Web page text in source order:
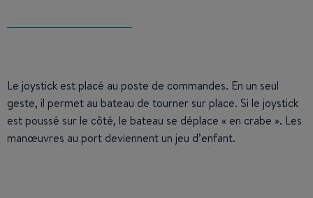
Le joystick est placé au poste de commandes. En un seul
geste, il permet au bateau de tourner sur place. Si le joystick
est poussé sur le côté, le bateau se déplace « en crabe ». Les
manœuvres au port deviennent un jeu d’enfant.